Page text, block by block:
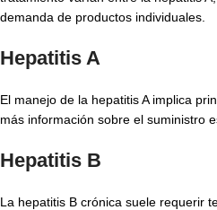
demanda de productos individuales.
Hepatitis A
El manejo de la hepatitis A implica
más información sobre el suministro
Hepatitis B
La hepatitis B crónica suele requerir